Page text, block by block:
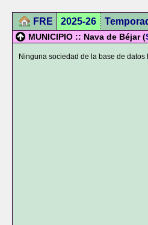
FRE 2025-26
MUNICIPIO :: Nava de Béjar (
Ninguna sociedad de la base de